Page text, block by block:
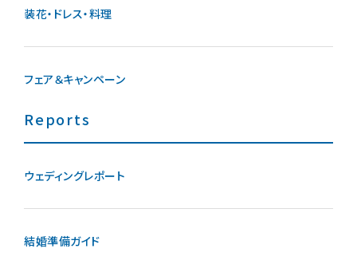
装花・ドレス・料理
フェア＆キャンペーン
Reports
ウェディングレポート
結婚準備ガイド